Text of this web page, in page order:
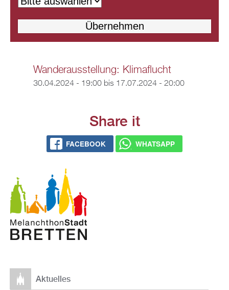
Wanderausstellung: Klimaflucht
30.04.2024 - 19:00bis 17.07.2024 - 20:00
Share it
FACEBOOK WHATSAPP
Aktuelles